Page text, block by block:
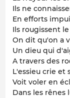
Ils ne
En efforts
Ils rougissent
On dit qu'on a
Un dieu qui
A travers des
L'essieu crie
Voit voler en
Dans les rênes